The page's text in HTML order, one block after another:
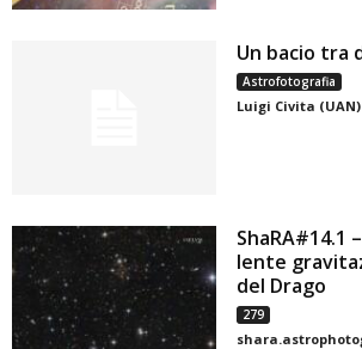
Un bacio tra
Astrofotografia
Luigi Civita (UAN)
ShaRA#14.1
lente
del Drago
279